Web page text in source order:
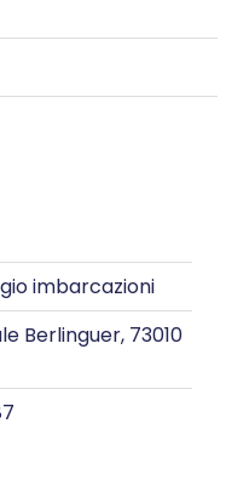
imbarcazioni
Berlinguer, 73010